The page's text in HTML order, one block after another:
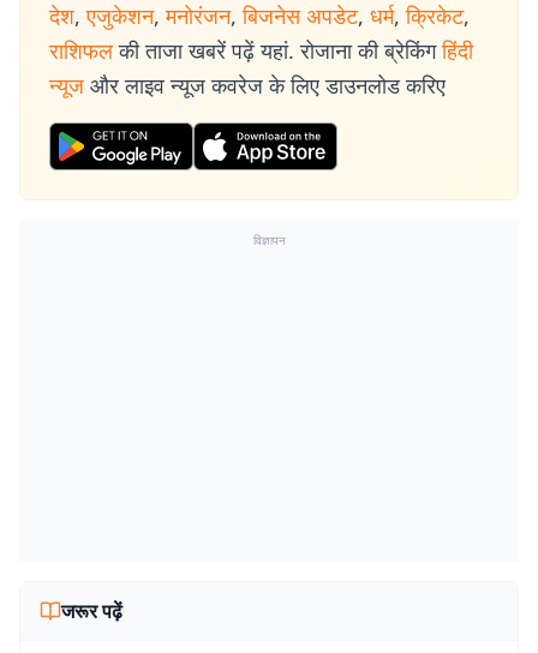
देश, एजुकेशन, मनोरंजन, बिजनेस अपडेट, धर्म, क्रिकेट,
राशिफल की ताजा खबरें पढ़ें यहां. रोजाना की ब्रेकिंग हिंदी
न्यूज और लाइव न्यूज कवरेज के लिए डाउनलोड करिए
विज्ञापन
जरूर पढ़ें